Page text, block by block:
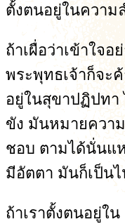
ตั้งตนอยู่ในความ
ถ้าเผื่อว่าเข้าใจ
พระพุทธเจ้าก็จะ
อยู่ในสุขาปฏิปทา
ขัง มันหมายควา
ชอบ ตามได้นั่นแ
มีอัตตา มันก็เป็นไ
ถ้าเราตั้งตนอยู่ใ